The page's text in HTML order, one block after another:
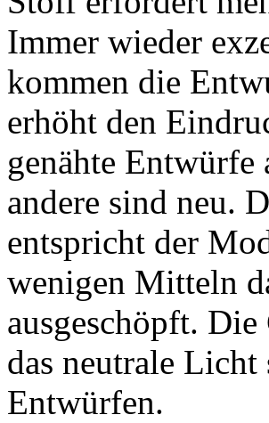
Immer wieder
kommen die
erhöht den
genähte Entwürfe
andere sind neu.
entspricht der
wenigen Mitteln
ausgeschöpft.
das neutrale
Entwürfen.